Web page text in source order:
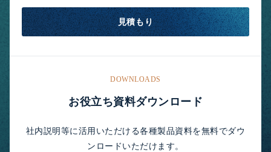
見積もり
DOWNLOADS
お役立ち資料ダウンロード
社内説明等に活用いただける各種製品資料を無料でダウ
ンロードいただけます。